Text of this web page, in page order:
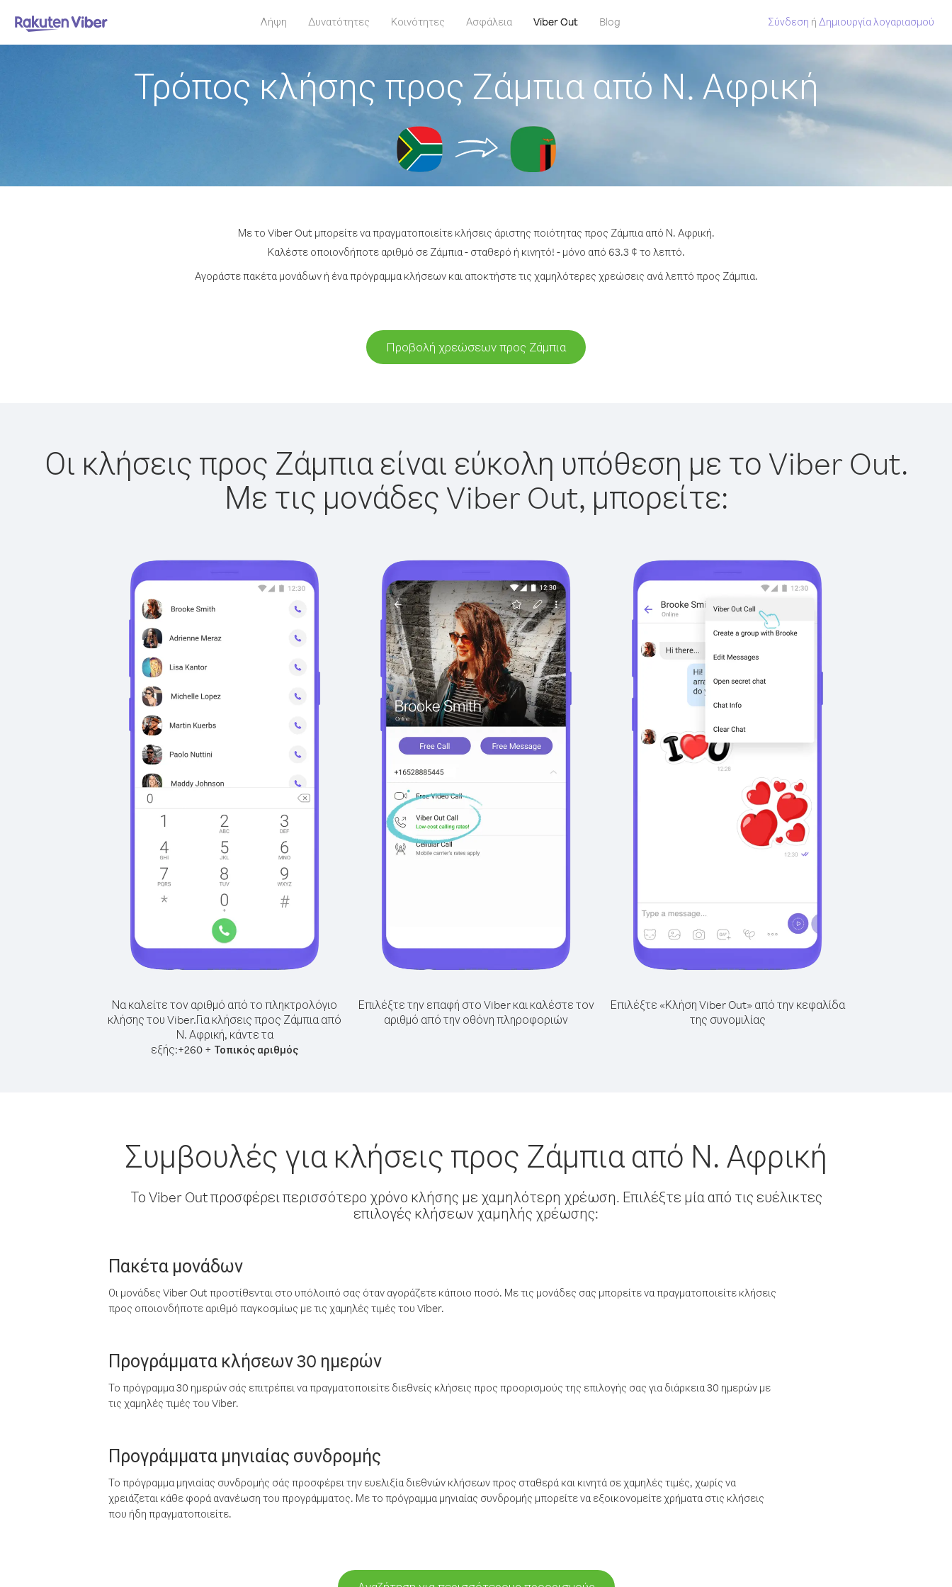
Λήψη Δυνατότητες Κοινότητες Ασφάλεια Viber Out Blog Σύνδεση ή Δημιουργία λογαριασμού
Τρόπος κλήσης προς Ζάμπια από Ν. Αφρική
Με το Viber Out μπορείτε να πραγματοποιείτε κλήσεις άριστης ποιότητας προς Ζάμπια από Ν. Αφρική.
Καλέστε οποιονδήποτε αριθμό σε Ζάμπια - σταθερό ή κινητό! - μόνο από 63.3 ¢ το λεπτό.
Αγοράστε πακέτα μονάδων ή ένα πρόγραμμα κλήσεων και αποκτήστε τις χαμηλότερες χρεώσεις ανά λεπτό προς Ζάμπια.
Προβολή χρεώσεων προς Ζάμπια
Οι κλήσεις προς Ζάμπια είναι εύκολη υπόθεση με το Viber Out.
Με τις μονάδες Viber Out, μπορείτε:
Να καλείτε τον αριθμό από το πληκτρολόγιο
κλήσης του Viber.Για κλήσεις προς Ζάμπια από
Ν. Αφρική, κάντε τα
εξής:+260 + Τοπικός αριθμός
Επιλέξτε την επαφή στο Viber και καλέστε τον
αριθμό από την οθόνη πληροφοριών
Επιλέξτε «Κλήση Viber Out» από την κεφαλίδα
της συνομιλίας
Συμβουλές για κλήσεις προς Ζάμπια από Ν. Αφρική
Το Viber Out προσφέρει περισσότερο χρόνο κλήσης με χαμηλότερη χρέωση. Επιλέξτε μία από τις ευέλικτες
επιλογές κλήσεων χαμηλής χρέωσης:
Πακέτα μονάδων
Οι μονάδες Viber Out προστίθενται στο υπόλοιπό σας όταν αγοράζετε κάποιο ποσό. Με τις μονάδες σας μπορείτε να πραγματοποιείτε κλήσεις
προς οποιονδήποτε αριθμό παγκοσμίως με τις χαμηλές τιμές του Viber.
Προγράμματα κλήσεων 30 ημερών
Το πρόγραμμα 30 ημερών σάς επιτρέπει να πραγματοποιείτε διεθνείς κλήσεις προς προορισμούς της επιλογής σας για διάρκεια 30 ημερών με
τις χαμηλές τιμές του Viber.
Προγράμματα μηνιαίας συνδρομής
Το πρόγραμμα μηνιαίας συνδρομής σάς προσφέρει την ευελιξία διεθνών κλήσεων προς σταθερά και κινητά σε χαμηλές τιμές, χωρίς να
χρειάζεται κάθε φορά ανανέωση του προγράμματος. Με το πρόγραμμα μηνιαίας συνδρομής μπορείτε να εξοικονομείτε χρήματα στις κλήσεις
που ήδη πραγματοποιείτε.